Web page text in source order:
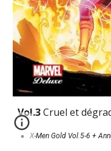
Vol.3 Cruel et
X-Men Gold Vol.5-6 +